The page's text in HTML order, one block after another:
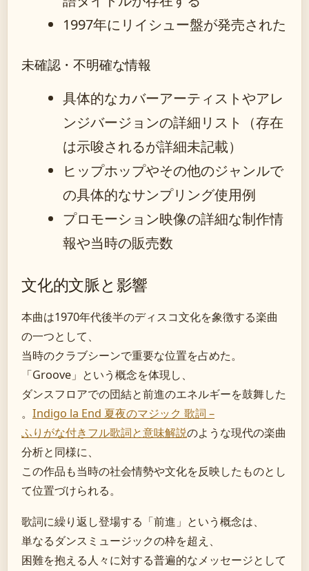
1997年にリイシュー盤が発売された
未確認・不明確な情報
具体的なカバーアーティストやアレ
ンジバージョンの詳細リスト（存在
は示唆されるが詳細未記載）
ヒップホップやその他のジャンルで
の具体的なサンプリング使用例
プロモーション映像の詳細な制作情
報や当時の販売数
文化的文脈と影響
本曲は1970年代後半のディスコ文化を象徴する楽曲
の一つとして、
当時のクラブシーンで重要な位置を占めた。
「Groove」という概念を体現し、
ダンスフロアでの団結と前進のエネルギーを鼓舞した
。 Indigo la End 夏夜のマジック 歌詞 –
ふりがな付きフル歌詞と意味解説のような現代の楽曲
分析と同様に、
この作品も当時の社会情勢や文化を反映したものとし
て位置づけられる。
歌詞に繰り返し登場する「前進」という概念は、
単なるダンスミュージックの枠を超え、
困難を抱える人々に対する普遍的なメッセージとして